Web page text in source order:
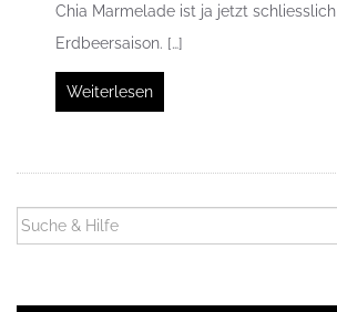
Chia Marmelade ist ja jetzt schliesslich
Erdbeersaison. […]
Weiterlesen
SUCHEN
NACH: